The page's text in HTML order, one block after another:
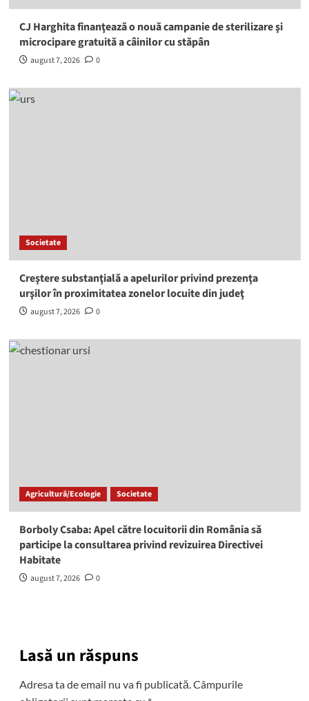
CJ Harghita finanţează o nouă campanie de sterilizare şi
microcipare gratuită a câinilor cu stăpân
august 7, 2026 0
Societate
Creştere substanţială a apelurilor privind prezenţa
urşilor în proximitatea zonelor locuite din judeţ
august 7, 2026 0
Agricultură/Ecologie Societate
Borboly Csaba: Apel către locuitorii din România să
participe la consultarea privind revizuirea Directivei
Habitate
august 7, 2026 0
Lasă un răspuns
Adresa ta de email nu va fi publicată.Câmpurile